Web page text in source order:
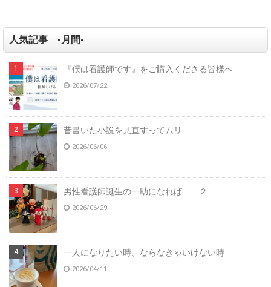
人気記事 -月間-
『僕は看護師です』をご購入くださる皆様へ
2026/07/22
昔書いた小説を見直すってムリ
2026/06/06
男性看護師誕生の一助になれば ２
2026/06/29
一人になりたい時、ならなきゃいけない時
2026/04/11